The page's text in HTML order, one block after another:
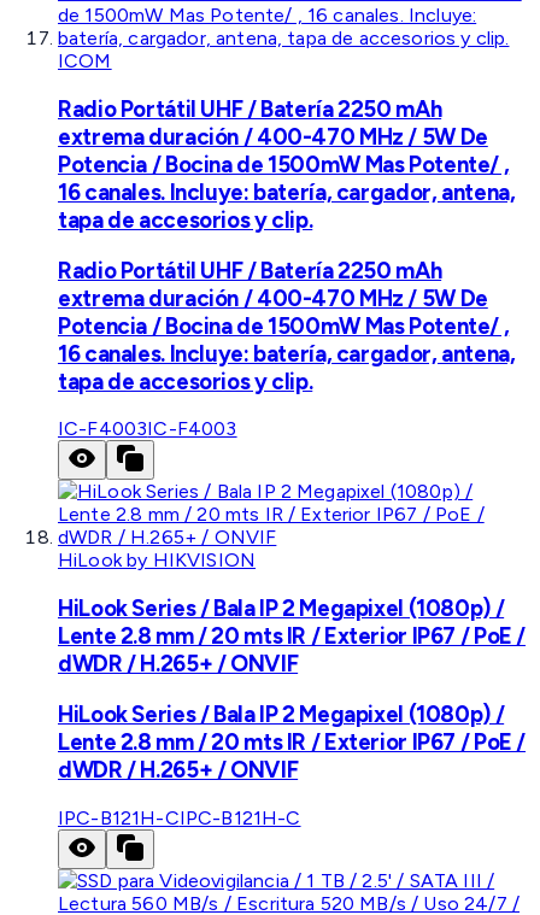
ICOM
Radio Portátil UHF / Batería 2250 mAh
extrema duración / 400-470 MHz / 5W De
Potencia / Bocina de 1500mW Mas Potente/ ,
16 canales. Incluye: batería, cargador, antena,
tapa de accesorios y clip.
Radio Portátil UHF / Batería 2250 mAh
extrema duración / 400-470 MHz / 5W De
Potencia / Bocina de 1500mW Mas Potente/ ,
16 canales. Incluye: batería, cargador, antena,
tapa de accesorios y clip.
IC-F4003IC-F4003
HiLook by HIKVISION
HiLook Series / Bala IP 2 Megapixel (1080p) /
Lente 2.8 mm / 20 mts IR / Exterior IP67 / PoE /
dWDR / H.265+ / ONVIF
HiLook Series / Bala IP 2 Megapixel (1080p) /
Lente 2.8 mm / 20 mts IR / Exterior IP67 / PoE /
dWDR / H.265+ / ONVIF
IPC-B121H-CIPC-B121H-C